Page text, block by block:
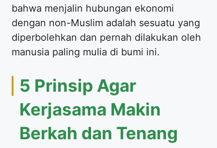
bahwa menjalin hubungan ekonomi
dengan non-Muslim adalah sesuatu yang
diperbolehkan dan pernah dilakukan oleh
manusia paling mulia di bumi ini.
​5 Prinsip Agar
Kerjasama Makin
Berkah dan Tenang